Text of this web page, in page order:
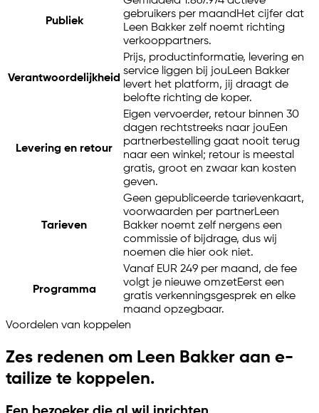
Publiek
gebruikers per maandHet cijfer dat
Leen Bakker zelf noemt richting
verkooppartners.
Verantwoordelijkheid
Prijs, productinformatie, levering en
service liggen bij jouLeen Bakker
levert het platform, jij draagt de
belofte richting de koper.
Levering en retour
Eigen vervoerder, retour binnen 30
dagen rechtstreeks naar jouEen
partnerbestelling gaat nooit terug
naar een winkel; retour is meestal
gratis, groot en zwaar kan kosten
geven.
Tarieven
Geen gepubliceerde tarievenkaart,
voorwaarden per partnerLeen
Bakker noemt zelf nergens een
commissie of bijdrage, dus wij
noemen die hier ook niet.
Programma
Vanaf EUR 249 per maand, de fee
volgt je nieuwe omzetEerst een
gratis verkenningsgesprek en elke
maand opzegbaar.
Voordelen van koppelen
Zes redenen om Leen Bakker aan e-
tailize te koppelen.